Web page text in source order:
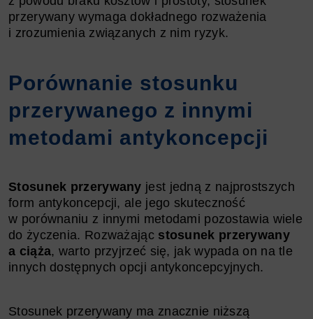
przerywany wymaga dokładnego rozważenia
i zrozumienia związanych z nim ryzyk.
Porównanie stosunku
przerywanego z innymi
metodami antykoncepcji
Stosunek przerywany jest jedną z najprostszych
form antykoncepcji, ale jego skuteczność
w porównaniu z innymi metodami pozostawia wiele
do życzenia. Rozważając stosunek przerywany
a ciąża, warto przyjrzeć się, jak wypada on na tle
innych dostępnych opcji antykoncepcyjnych.
Stosunek przerywany ma znacznie niższą